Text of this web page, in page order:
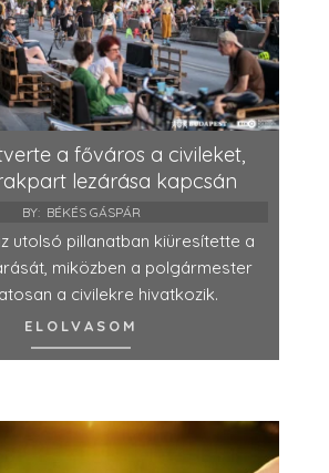
a főváros a civileket,
lezárása kapcsán
BY: BÉKÉS GÁSPÁR
utolsó pillanatban kiüresítette a
miközben a polgármester
a civilekre hivatkozik.
ELOLVASOM